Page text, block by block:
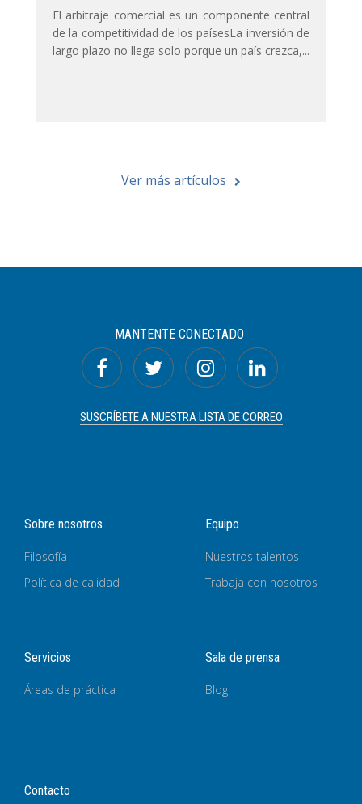
El arbitraje comercial es un componente central
de la competitividad de los paísesLa inversión de
largo plazo no llega solo porque un país crezca,...
Ver más artículos
MANTENTE CONECTADO
SUSCRÍBETE A NUESTRA LISTA DE CORREO
Sobre nosotros
Filosofía
Política de calidad
Equipo
Nuestros talentos
Trabaja con nosotros
Servicios
Áreas de práctica
Sala de prensa
Blog
Contacto